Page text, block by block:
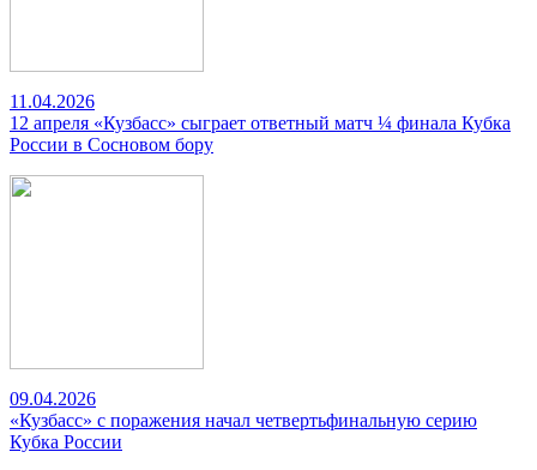
11.04.2026
12 апреля «Кузбасс» сыграет ответный матч ¼ финала Кубка
России в Сосновом бору
09.04.2026
«Кузбасс» с поражения начал четвертьфинальную серию
Кубка России